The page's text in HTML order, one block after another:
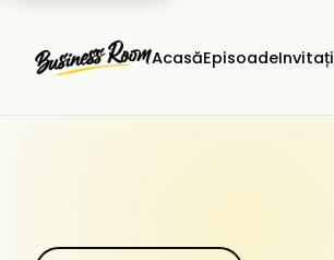
AcasăEpisoadeInvitați